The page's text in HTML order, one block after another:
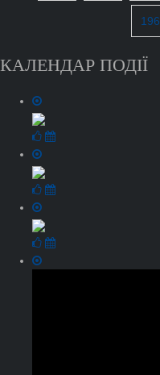
196
КАЛЕНДАР ПОДІЇ